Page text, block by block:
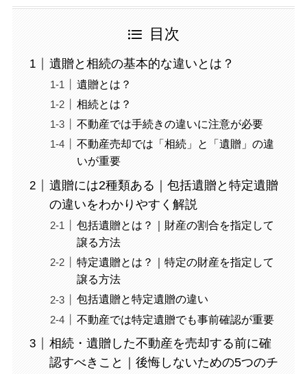
目次
遺贈と相続の基本的な違いとは？
遺贈とは？
相続とは？
不動産では手続きの違いに注意が必要
不動産売却では「相続」と「遺贈」の違
いが重要
遺贈には2種類ある｜包括遺贈と特定遺贈
の違いをわかりやすく解説
包括遺贈とは？｜財産の割合を指定して
譲る方法
特定遺贈とは？｜特定の財産を指定して
譲る方法
包括遺贈と特定遺贈の違い
不動産では特定遺贈でも事前確認が重要
相続・遺贈した不動産を売却する前に確
認すべきこと｜後悔しないための5つのチ